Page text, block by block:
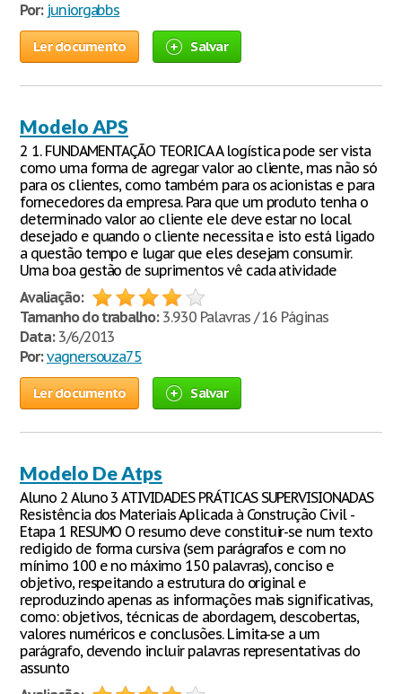
Por: juniorgabbs
Ler documento Salvar
Modelo APS
2 1. FUNDAMENTAÇÃO TEORICA A logística pode ser vista
como uma forma de agregar valor ao cliente, mas não só
para os clientes, como também para os acionistas e para
fornecedores da empresa. Para que um produto tenha o
determinado valor ao cliente ele deve estar no local
desejado e quando o cliente necessita e isto está ligado
a questão tempo e lugar que eles desejam consumir.
Uma boa gestão de suprimentos vê cada atividade
Avaliação:
Tamanho do trabalho:3.930 Palavras / 16 Páginas
Data:3/6/2013
Por: vagnersouza75
Ler documento Salvar
Modelo De Atps
Aluno 2 Aluno 3 ATIVIDADES PRÁTICAS SUPERVISIONADAS
Resistência dos Materiais Aplicada à Construção Civil -
Etapa 1 RESUMO O resumo deve constituir-se num texto
redigido de forma cursiva (sem parágrafos e com no
mínimo 100 e no máximo 150 palavras), conciso e
objetivo, respeitando a estrutura do original e
reproduzindo apenas as informações mais significativas,
como: objetivos, técnicas de abordagem, descobertas,
valores numéricos e conclusões. Limita-se a um
parágrafo, devendo incluir palavras representativas do
assunto